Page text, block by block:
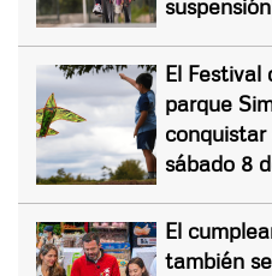
suspensión
El Festival
parque
sábado 8
El
también